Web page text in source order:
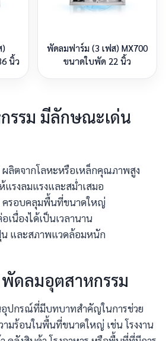
)
นิ้ว
พัดลมฟาร์ม (3 เฟส) MX700
ขนาดใบพัด 22 นิ้ว
รรม มีลักษณะเด่น
ผลิตจากโลหะหรือเหล็กคุณภาพสูง
แรงลมแรงและสม่ำเสมอ
ครอบคลุมพื้นที่ขนาดใหญ่
เนื่องได้เป็นเวลานาน
และสภาพแวดล้อมหนัก
ดลมอุตสาหกรรม
ปกรณ์ที่มีบทบาทสำคัญในการช่วย
มร้อนในพื้นที่ขนาดใหญ่ เช่น โรงงาน